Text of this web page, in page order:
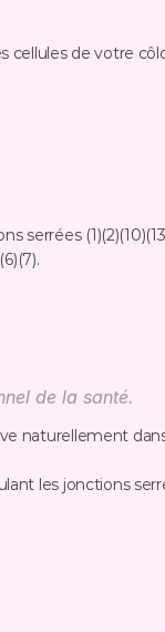
cellules de votre
serrées
de la santé.
naturellement
les jonctions